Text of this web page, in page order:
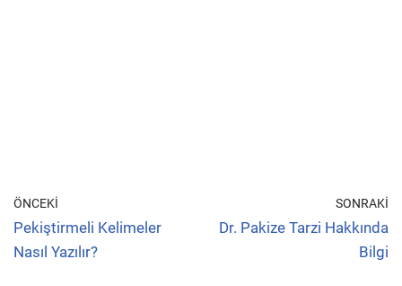
ÖNCEKI
Pekiştirmeli Kelimeler
Nasıl Yazılır?
SONRAKI
Dr. Pakize Tarzi Hakkında
Bilgi